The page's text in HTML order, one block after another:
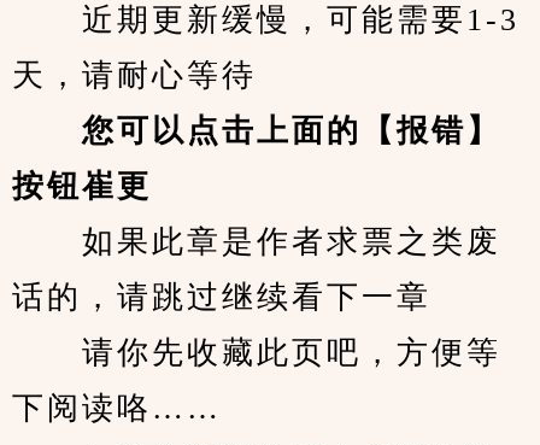
近期更新缓慢，可能需要1-3
天，请耐心等待
您可以点击上面的【报错】
按钮崔更
如果此章是作者求票之类废
话的，请跳过继续看下一章
请你先收藏此页吧，方便等
下阅读咯……